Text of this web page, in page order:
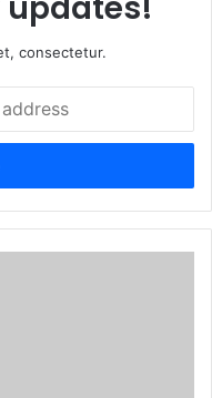
consectetur.